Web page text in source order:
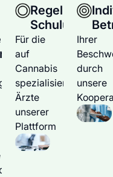
Regelmäßige
Schulungen
Für die
auf
Cannabis
spezialisierten
Ärzte
unserer
Plattform
Ihrer
durch
unsere